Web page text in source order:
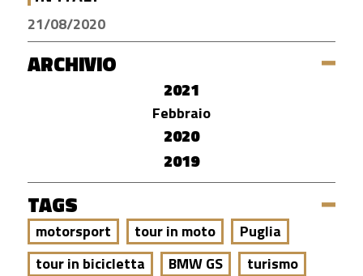
21/08/2020
ARCHIVIO
2021
Febbraio
2020
2019
TAGS
motorsport tour in moto
Puglia
tour in bicicletta
BMW GS
turismo